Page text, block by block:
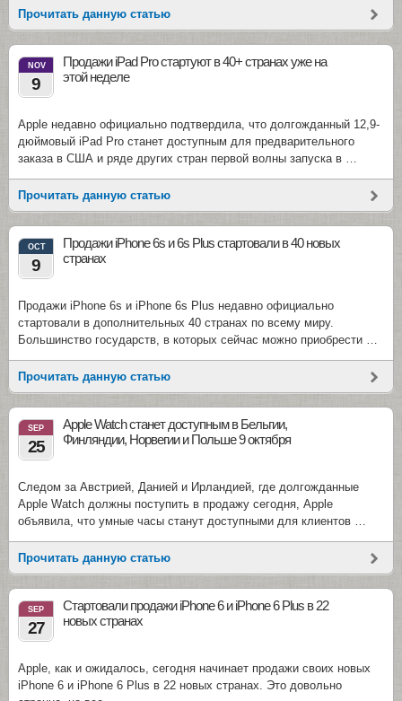
Прочитать данную статью
NOV
9
Продажи iPad Pro стартуют в 40+ странах уже на
этой неделе
Apple недавно официально подтвердила, что долгожданный 12,9-
дюймовый iPad Pro станет доступным для предварительного
заказа в США и ряде других стран первой волны запуска в …
Прочитать данную статью
OCT
9
Продажи iPhone 6s и 6s Plus стартовали в 40 новых
странах
Продажи iPhone 6s и iPhone 6s Plus недавно официально
стартовали в дополнительных 40 странах по всему миру.
Большинство государств, в которых сейчас можно приобрести …
Прочитать данную статью
SEP
25
Apple Watch станет доступным в Бельгии,
Финляндии, Норвегии и Польше 9 октября
Следом за Австрией, Данией и Ирландией, где долгожданные
Apple Watch должны поступить в продажу сегодня, Apple
объявила, что умные часы станут доступными для клиентов …
Прочитать данную статью
SEP
27
Стартовали продажи iPhone 6 и iPhone 6 Plus в 22
новых странах
Apple, как и ожидалось, сегодня начинает продажи своих новых
iPhone 6 и iPhone 6 Plus в 22 новых странах. Это довольно